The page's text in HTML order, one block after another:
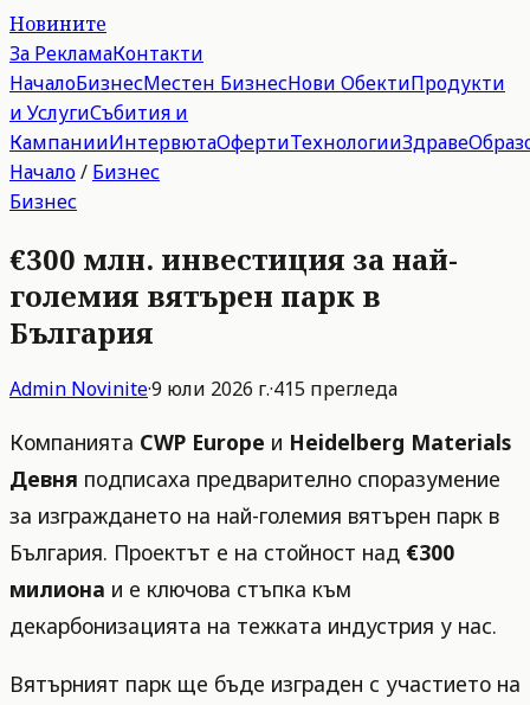
Новините
За РекламаКонтакти
НачалоБизнесМестен БизнесНови ОбектиПродукти
и УслугиСъбития и
КампанииИнтервютаОфертиТехнологииЗдраве
Начало/ Бизнес
Бизнес
€300 млн. инвестиция за най-
големия вятърен парк в
България
Admin Novinite·9 юли 2026 г.·415 прегледа
Компанията CWP Europe и Heidelberg Materials
Девня подписаха предварително споразумение
за изграждането на най-големия вятърен парк в
България. Проектът е на стойност над €300
милиона и е ключова стъпка към
декарбонизацията на тежката индустрия у нас.
Вятърният парк ще бъде изграден с участието на